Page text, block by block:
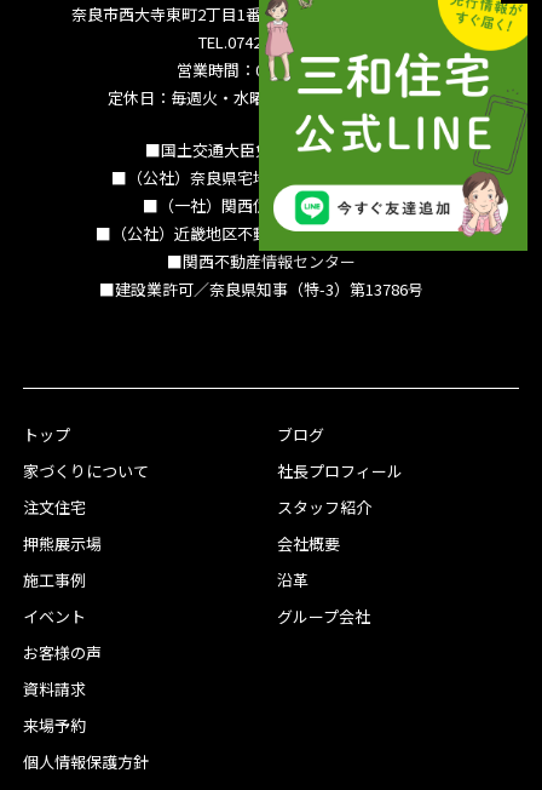
奈良市西大寺東町2丁目1番63号サンワシティ西大寺5F
TEL.0742-36-3035
営業時間：09:00～18:00
定休日：毎週火・水曜日 夏季休暇 年末年始
■国土交通大臣免許（15）994号
■（公社）奈良県宅地建物取引業協会会員
■（一社）関西住宅産業協会会員
■（公社）近畿地区不動産公正取引協議会加盟
■関西不動産情報センター
■建設業許可／奈良県知事（特-3）第13786号
トップ
家づくりについて
注文住宅
押熊展示場
施工事例
イベント
お客様の声
ブログ
社長プロフィール
スタッフ紹介
会社概要
沿革
グループ会社
資料請求
来場予約
個人情報保護方針